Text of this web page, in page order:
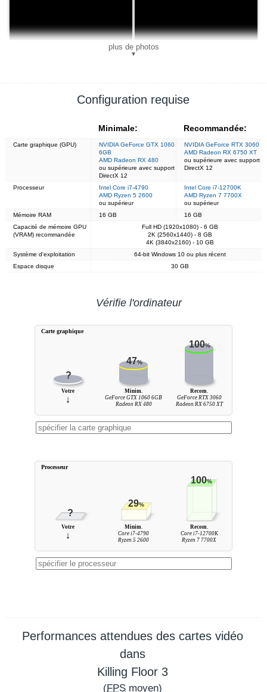
plus de photos
▼
Configuration requise
Minimale: Recommandée:
Carte graphique (GPU)
NVIDIA GeForce GTX 1060
6GB
AMD Radeon RX 480
ou supérieure avec support
DirectX 12
NVIDIA GeForce RTX 3060
AMD Radeon RX 6750 XT
ou supérieure avec support
DirectX 12
Processeur
Intel Core i7-4790
AMD Ryzen 5 2600
ou supérieur
Intel Core i7-12700K
AMD Ryzen 7 7700X
ou supérieur
Mémoire RAM
16 GB
16 GB
Capacité de mémoire GPU
(VRAM) recommandée
Full HD (1920x1080) - 6 GB
2K (2560x1440) - 8 GB
4K (3840x2160) - 10 GB
Système d'exploitation
64-bit Windows 10 ou plus récent
Espace disque
30 GB
Vérifie l'ordinateur
?
47%
100%
Votre
↓
Minim.
GeForce GTX 1060 6GB
Radeon RX 480
Recom.
GeForce RTX 3060
Radeon RX 6750 XT
Carte graphique
?
29%
100%
Votre
↓
Minim.
Core i7-4790
Ryzen 5 2600
Recom.
Core i7-12700K
Ryzen 7 7700X
Processeur
Performances attendues des cartes vidéo
dans
Killing Floor 3
(FPS moyen)